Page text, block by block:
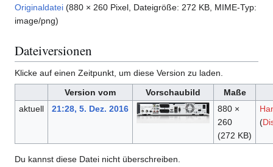
Originaldatei (880 × 260 Pixel, Dateigröße: 272 KB, MIME-Typ:
image/png)
Dateiversionen
Klicke auf einen Zeitpunkt, um diese Version zu laden.
Version vom
Vorschaubild
Maße
aktuell
21:28, 5. Dez. 2016
880 ×
260
(272 KB)
(
Du kannst diese Datei nicht überschreiben.